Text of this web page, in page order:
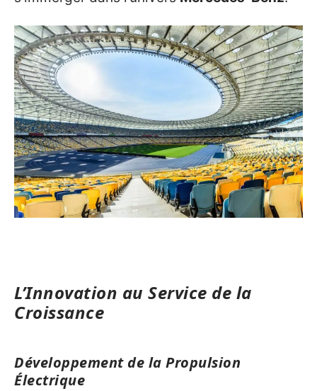
L’Innovation au Service de la
Croissance
Développement de la Propulsion
Électrique